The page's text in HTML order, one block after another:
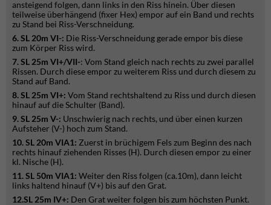
ansteigend folgen, dann links in den Riss hinein. Über diesen
teilweise überhängend (fixer Hex) empor auf ein Band und rechts
zu Stand bei Riss-Verschneidung.
6. SL 20m VI-: Die Riss-Verschneidung gerade empor bis diese
zum Körper Riss wird.
7. SL 25m VI+/VII-: Vom Stand gleich nach rechts zu zwei parallel
Rissen. Durch diese empor zu weiterem Riss und durch diesem zu
Stand auf Band.
8. SL 25m VI+: Vom Stand rechtshaltend zu Riss und durch diesen
hinauf auf die Schulter (Band).
9. SL 25m V-: Unschwierig nach rechts, und über einen kurzen
Aufsteher (V-) hoch zum Stand.
10. SL 20m VIA1: Zuerst in brüchigem Fels zum Beginn des nach
rechts hinauf ziehenden Risses (H). Durch diesen empor zu einer
kl. Nische (H).
11. SL 50m VIA1: Weiter den Riss folgen (ca.10m), dann leicht
links haltend hinauf (V+) bis auf den Grat.
12.SL 25m IV+: Den Grat weiter folgen bis zum höchsten Punkt.